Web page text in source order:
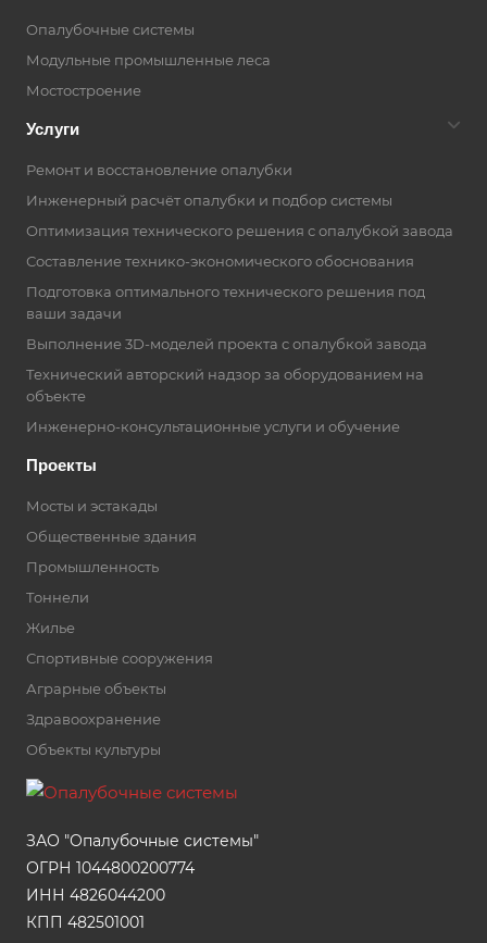
Опалубочные системы
Модульные промышленные леса
Мостостроение
Услуги
Ремонт и восстановление опалубки
Инженерный расчёт опалубки и подбор системы
Оптимизация технического решения с опалубкой завода
Составление технико-экономического обоснования
Подготовка оптимального технического решения под
ваши задачи
Выполнение 3D-моделей проекта с опалубкой завода
Технический авторский надзор за оборудованием на
объекте
Инженерно-консультационные услуги и обучение
Проекты
Мосты и эстакады
Общественные здания
Промышленность
Тоннели
Жилье
Спортивные сооружения
Аграрные объекты
Здравоохранение
Объекты культуры
ЗАО "Опалубочные системы"
ОГРН 1044800200774
ИНН 4826044200
КПП 482501001